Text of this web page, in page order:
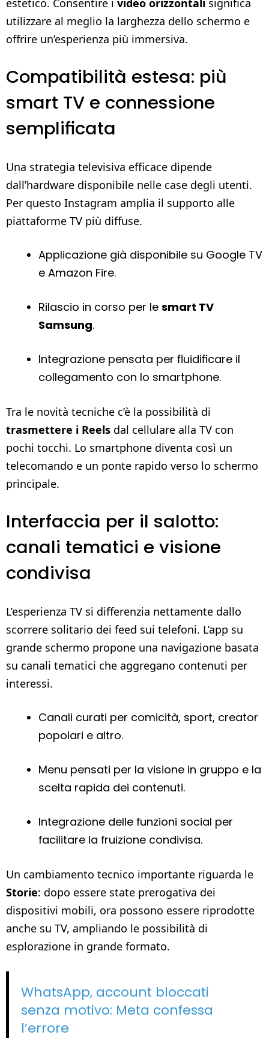
utilizzare al meglio la larghezza dello schermo e
offrire un’esperienza più immersiva.
Compatibilità estesa: più
smart TV e connessione
semplificata
Una strategia televisiva efficace dipende
dall’hardware disponibile nelle case degli utenti.
Per questo Instagram amplia il supporto alle
piattaforme TV più diffuse.
Applicazione già disponibile su Google TV
e Amazon Fire.
Rilascio in corso per le smart TV
Samsung.
Integrazione pensata per fluidificare il
collegamento con lo smartphone.
Tra le novità tecniche c’è la possibilità di
trasmettere i Reels dal cellulare alla TV con
pochi tocchi. Lo smartphone diventa così un
telecomando e un ponte rapido verso lo schermo
principale.
Interfaccia per il salotto:
canali tematici e visione
condivisa
L’esperienza TV si differenzia nettamente dallo
scorrere solitario dei feed sui telefoni. L’app su
grande schermo propone una navigazione basata
su canali tematici che aggregano contenuti per
interessi.
Canali curati per comicità, sport, creator
popolari e altro.
Menu pensati per la visione in gruppo e la
scelta rapida dei contenuti.
Integrazione delle funzioni social per
facilitare la fruizione condivisa.
Un cambiamento tecnico importante riguarda le
Storie: dopo essere state prerogativa dei
dispositivi mobili, ora possono essere riprodotte
anche su TV, ampliando le possibilità di
esplorazione in grande formato.
WhatsApp, account bloccati
senza motivo: Meta confessa
l’errore